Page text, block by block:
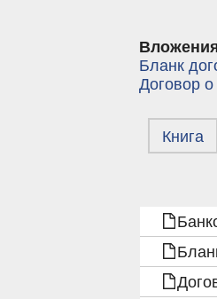
Бланк
Договор
Книга
КНИГИ